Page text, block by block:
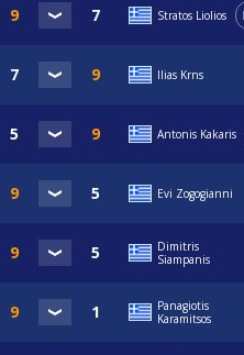
Stratos Liolios
Ilias Krns
Antonis Kakaris
Evi Zogogianni
Dimitris
Siampanis
Panagiotis
Karamitsos